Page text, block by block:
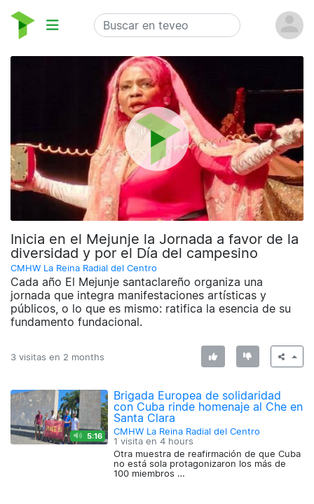
Inicia en el Mejunje la Jornada a favor de la
diversidad y por el Día del campesino
CMHW La Reina Radial del Centro
Cada año El Mejunje santaclareño organiza una
jornada que integra manifestaciones artísticas y
públicos, o lo que es mismo: ratifica la esencia de su
fundamento fundacional.
3 visitas en 2 months
5:16
Brigada Europea de solidaridad
con Cuba rinde homenaje al Che en
Santa Clara
CMHW La Reina Radial del Centro
1 visita en4 hours
Otra muestra de reafirmación de que Cuba
no está sola protagonizaron los más de
100 miembros …